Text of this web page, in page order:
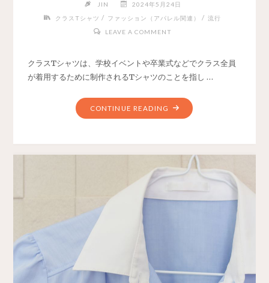
JIN
2024年5月24日
クラスTシャツ / ファッション（アパレル関連） / 流行
LEAVE A COMMENT
クラスTシャツは、学校イベントや卒業式などでクラス全員
が着用するために制作されるTシャツのことを指し …
CONTINUE READING